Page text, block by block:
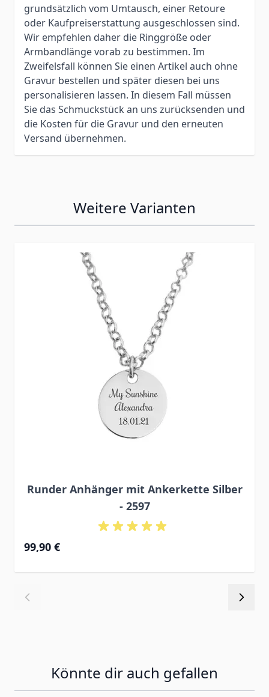
grundsätzlich vom Umtausch, einer Retoure
oder Kaufpreiserstattung ausgeschlossen sind.
Wir empfehlen daher die Ringgröße oder
Armbandlänge vorab zu bestimmen. Im
Zweifelsfall können Sie einen Artikel auch ohne
Gravur bestellen und später diesen bei uns
personalisieren lassen. In diesem Fall müssen
Sie das Schmuckstück an uns zurücksenden und
die Kosten für die Gravur und den erneuten
Versand übernehmen.
Weitere Varianten
Runder Anhänger mit Ankerkette Silber
- 2597
99,90 €
Könnte dir auch gefallen